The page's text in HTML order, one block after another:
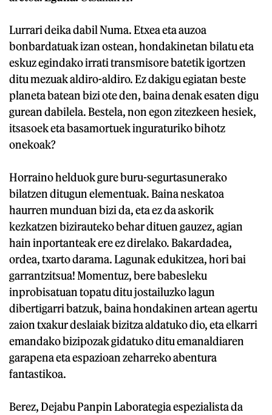
Lurrari deika dabil Numa. Etxea eta auzoa
bonbardatuak izan ostean, hondakinetan bilatu eta
eskuz egindako irrati transmisore batetik igortzen
ditu mezuak aldiro-aldiro. Ez dakigu egiatan beste
planeta batean bizi ote den, baina denak esaten digu
gurean dabilela. Bestela, non egon zitezkeen hesiek,
itsasoek eta basamortuek inguraturiko bihotz
onekoak?
Horraino helduok gure buru-segurtasunerako
bilatzen ditugun elementuak. Baina neskatoa
haurren munduan bizi da, eta ez da askorik
kezkatzen bizirauteko behar dituen gauzez, agian
hain inportanteak ere ez direlako. Bakardadea,
ordea, txarto darama. Lagunak edukitzea, hori bai
garrantzitsua! Momentuz, bere babesleku
inprobisatuan topatu ditu jostailuzko lagun
dibertigarri batzuk, baina hondakinen artean agertu
zaion txakur deslaiak bizitza aldatuko dio, eta elkarri
emandako bizipozak gidatuko ditu emanaldiaren
garapena eta espazioan zeharreko abentura
fantastikoa.
Berez, Dejabu Panpin Laborategia espezialista da